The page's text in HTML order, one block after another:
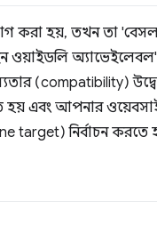
করা হয়, তখন তা
ওয়াইডলি
(compatibility)
হয় এবং আপনার
target) নির্বাচন করতে